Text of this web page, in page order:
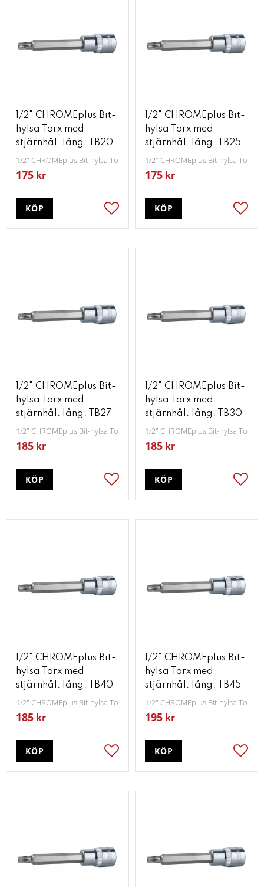
1/2" CHROMEplus Bit-
hylsa Torx med
stjärnhål. lång. TB20
1/2" CHROMEplus Bit-hylsa Torx med stjärnhål lång TB20
175 kr
Lägg till i favoriter
KÖP
1/2" CHROMEplus Bit-
hylsa Torx med
stjärnhål. lång. TB25
1/2" CHROMEplus Bit-hylsa Torx
175 kr
KÖP
1/2" CHROMEplus Bit-
hylsa Torx med
stjärnhål. lång. TB27
1/2" CHROMEplus Bit-hylsa Torx med stjärnhål lång TB27
185 kr
Lägg till i favoriter
KÖP
1/2" CHROMEplus Bit-
hylsa Torx med
stjärnhål. lång. TB30
1/2" CHROMEplus Bit-hylsa Torx
185 kr
KÖP
1/2" CHROMEplus Bit-
hylsa Torx med
stjärnhål. lång. TB40
1/2" CHROMEplus Bit-hylsa Torx med stjärnhål lång TB40
185 kr
Lägg till i favoriter
KÖP
1/2" CHROMEplus Bit-
hylsa Torx med
stjärnhål. lång. TB45
1/2" CHROMEplus Bit-hylsa Torx
195 kr
KÖP